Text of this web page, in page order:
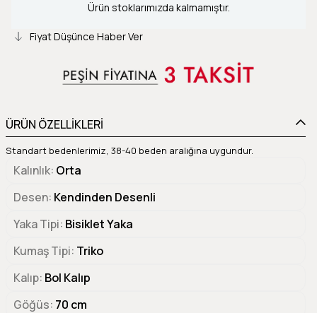
Ürün stoklarımızda kalmamıştır.
Fiyat Düşünce Haber Ver
ÜRÜN ÖZELLİKLERİ
Standart bedenlerimiz, 38-40 beden aralığına uygundur.
Kalınlık Orta
Desen Kendinden Desenli
Yaka Tipi Bisiklet Yaka
Kumaş Tipi Triko
Kalıp Bol Kalıp
Göğüs 70 cm